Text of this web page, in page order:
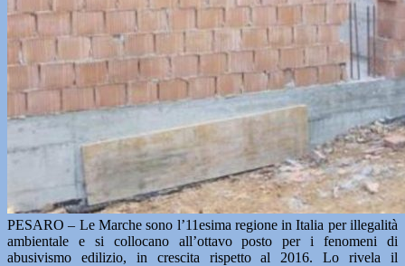
PESARO – Le Marche sono l’11esima regione in Italia per illegalità
ambientale e si collocano all’ottavo posto per i fenomeni di
abusivismo edilizio, in crescita rispetto al 2016. Lo rivela il